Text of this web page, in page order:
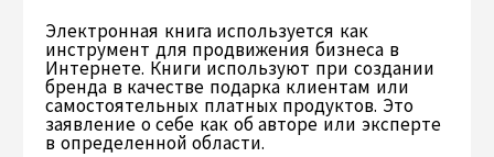
Электронная книга используется как
инструмент для продвижения бизнеса в
Интернете. Книги используют при создании
бренда в качестве подарка клиентам или
самостоятельных платных продуктов. Это
заявление о себе как об авторе или эксперте
в определенной области.